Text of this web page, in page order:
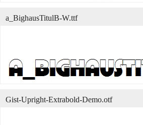
a_BighausTitulB-W.ttf
Gist-Upright-Extrabold-Demo.otf